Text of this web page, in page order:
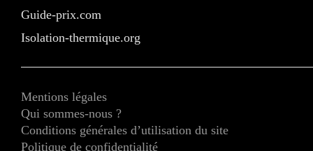
Guide-prix.com
Isolation-thermique.org
Mentions légales
Qui sommes-nous ?
Conditions générales d’utilisation du site
Politique de confidentialité